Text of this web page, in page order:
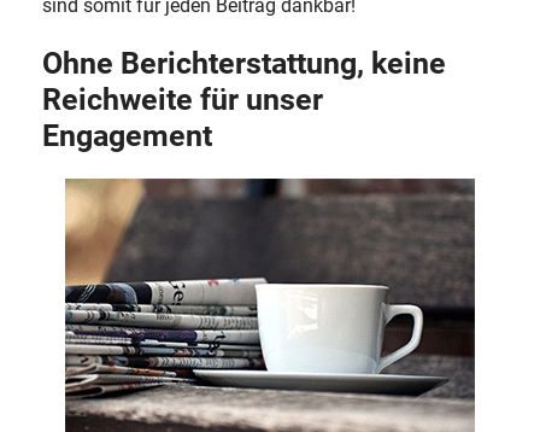
sind somit für jeden Beitrag dankbar!
Ohne Berichterstattung, keine
Reichweite für unser
Engagement